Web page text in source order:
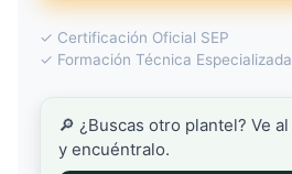
✓ Certificación Oficial SEP
✓ Formación Técnica Especializada
🔎 ¿Buscas otro plantel? Ve al
y encuéntralo.